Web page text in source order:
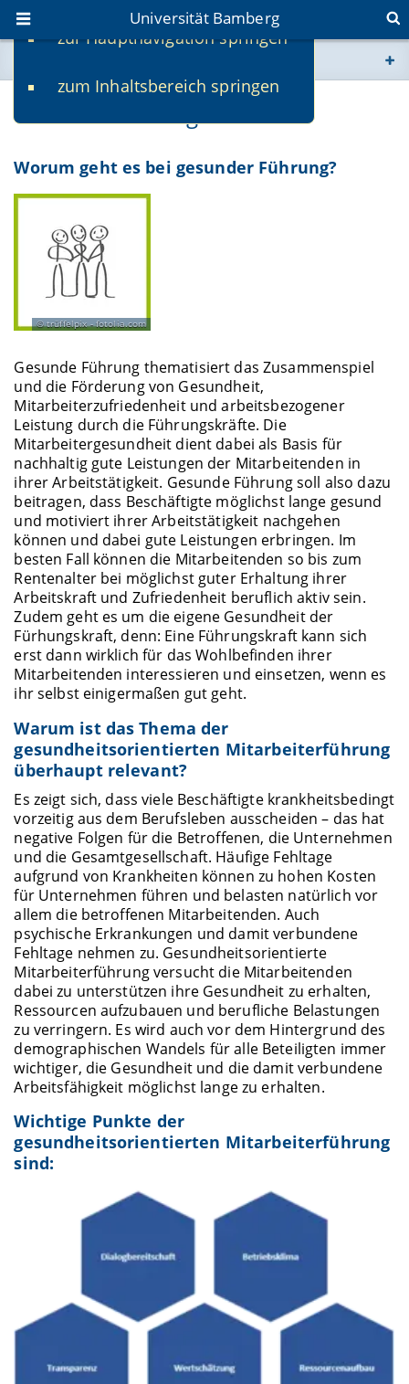
zur Hauptnavigation springen
zum Inhaltsbereich springen
Universität Bamberg
www.uni-bamberg.de
fis.uni-bamberg.de
Gesunde Führung
Worum geht es bei gesunder Führung?
trüffelpix - fotolia.com
Gesunde Führung thematisiert das Zusammenspiel
und die Förderung von Gesundheit,
Mitarbeiterzufriedenheit und arbeitsbezogener
Leistung durch die Führungskräfte. Die
Mitarbeitergesundheit dient dabei als Basis für
nachhaltig gute Leistungen der Mitarbeitenden in
ihrer Arbeitstätigkeit. Gesunde Führung soll also dazu
beitragen, dass Beschäftigte möglichst lange gesund
und motiviert ihrer Arbeitstätigkeit nachgehen
können und dabei gute Leistungen erbringen. Im
besten Fall können die Mitarbeitenden so bis zum
Rentenalter bei möglichst guter Erhaltung ihrer
Arbeitskraft und Zufriedenheit beruflich aktiv sein.
Zudem geht es um die eigene Gesundheit der
Fürhungskraft, denn: Eine Führungskraft kann sich
erst dann wirklich für das Wohlbefinden ihrer
Mitarbeitenden interessieren und einsetzen, wenn es
ihr selbst einigermaßen gut geht.
Warum ist das Thema der
gesundheitsorientierten Mitarbeiterführung
überhaupt relevant?
Es zeigt sich, dass viele Beschäftigte krankheitsbedingt
vorzeitig aus dem Berufsleben ausscheiden – das hat
negative Folgen für die Betroffenen, die Unternehmen
und die Gesamtgesellschaft. Häufige Fehltage
aufgrund von Krankheiten können zu hohen Kosten
für Unternehmen führen und belasten natürlich vor
allem die betroffenen Mitarbeitenden. Auch
psychische Erkrankungen und damit verbundene
Fehltage nehmen zu. Gesundheitsorientierte
Mitarbeiterführung versucht die Mitarbeitenden
dabei zu unterstützen ihre Gesundheit zu erhalten,
Ressourcen aufzubauen und berufliche Belastungen
zu verringern. Es wird auch vor dem Hintergrund des
demographischen Wandels für alle Beteiligten immer
wichtiger, die Gesundheit und die damit verbundene
Arbeitsfähigkeit möglichst lange zu erhalten.
Wichtige Punkte der
gesundheitsorientierten Mitarbeiterführung
sind: